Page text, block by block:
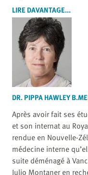
LIRE DAVANTAGE...
DR. PIPPA HAWLEY
Après avoir fait ses
et son internat au
rendue en Nouvelle-
médecine interne
suite déménagé à
Julio Montaner en